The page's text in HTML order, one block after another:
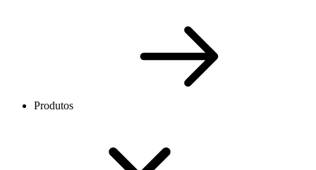
Produtos